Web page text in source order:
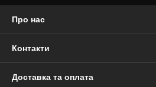
Про нас
Контакти
Доставка та оплата